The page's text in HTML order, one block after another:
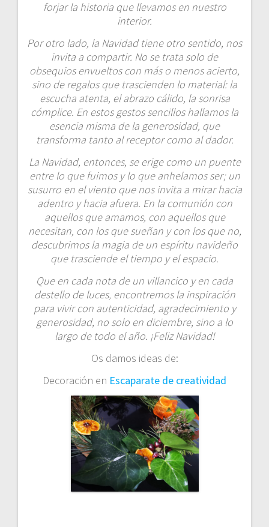
forjar la historia que llevamos en nuestro
interior.
Por otro lado, la Navidad tiene otro sentido, nos
invita a compartir. No se trata solo de
obsequios envueltos con más o menos acierto,
sino de regalos que trascienden lo material: la
escucha atenta, el abrazo cálido, la sonrisa
cómplice. En estos gestos sencillos hallamos la
esencia misma de la generosidad, que
transforma tanto al receptor como al dador.
La Navidad, entonces, se erige como un puente
entre lo que fuimos y lo que anhelamos ser; un
susurro en el viento que nos invita a mirar hacia
adentro y hacia afuera. En la comunión con
aquellos que amamos, con aquellos que
necesitan, con los que sueñan y con los que no,
descubrimos la magia de un espíritu navideño
que trasciende el tiempo y el espacio.
Que en cada nota de un villancico y en cada
destello de luces, encontremos la inspiración
para vivir con autenticidad, agradecimiento y
generosidad, no solo en diciembre, sino a lo
largo de todo el año. ¡Feliz Navidad!
Os damos ideas de:
Decoración en Escaparate de creatividad